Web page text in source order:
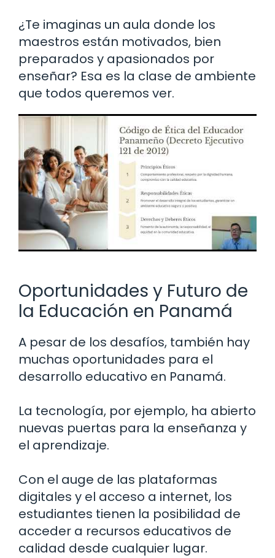
¿Te imaginas un aula donde los
maestros están motivados, bien
preparados y apasionados por
enseñar? Esa es la clase de ambiente
que todos queremos ver.
Oportunidades y Futuro de
la Educación en Panamá
A pesar de los desafíos, también hay
muchas oportunidades para el
desarrollo educativo en Panamá.
La tecnología, por ejemplo, ha abierto
nuevas puertas para la enseñanza y
el aprendizaje.
Con el auge de las plataformas
digitales y el acceso a internet, los
estudiantes tienen la posibilidad de
acceder a recursos educativos de
calidad desde cualquier lugar.